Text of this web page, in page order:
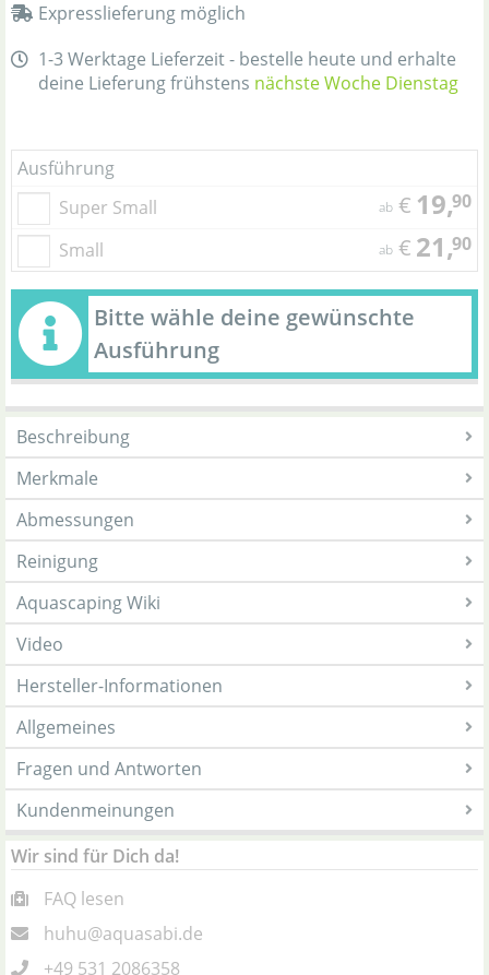
Expresslieferung möglich
1-3 Werktage Lieferzeit - bestelle heute und erhalte
deine Lieferung frühstens nächste Woche Dienstag
Ausführung
Super Small
ab € 19,90
Small ab € 21,90
Bitte wähle deine gewünschte
Ausführung
Beschreibung
Merkmale
Abmessungen
Reinigung
Aquascaping Wiki
Video
Hersteller-Informationen
Allgemeines
Fragen und Antworten
Kundenmeinungen
Wir sind für Dich da!
FAQ lesen
huhu@aquasabi.de
+49 531 2086358